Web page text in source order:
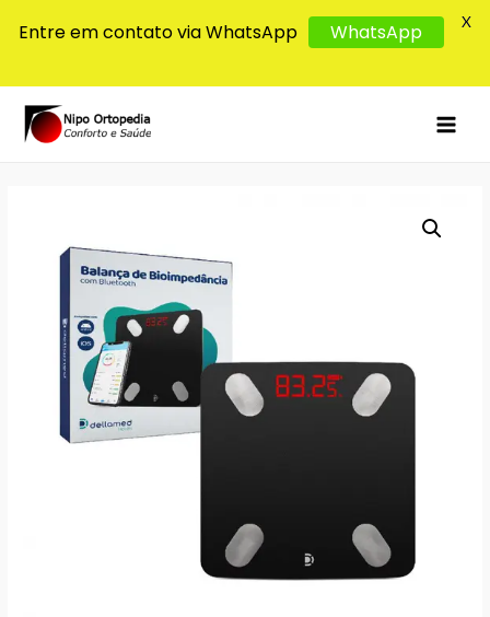
Entre em contato via WhatsApp WhatsApp X